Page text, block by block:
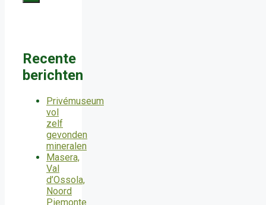
Recente
berichten
Privémuseum
vol
zelf
gevonden
mineralen
Masera,
Val
d’Ossola,
Noord
Piemonte